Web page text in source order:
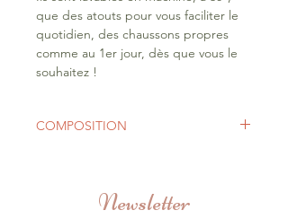
que des atouts pour vous faciliter le
quotidien, des chaussons propres
comme au 1er jour, dès que vous le
souhaitez !
COMPOSITION
LYCRA®: 2%Newsletter